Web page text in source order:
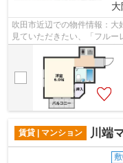
吹田市近辺での物件情報：
見ていただきたい、「フル
なります。耐火、耐震性の高
賃貸 | マンション 川端